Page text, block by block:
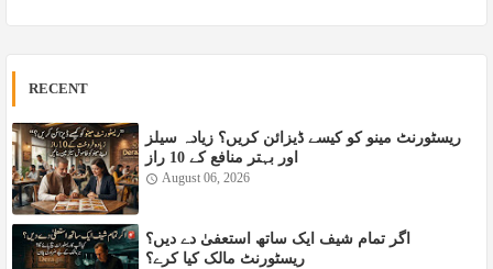
RECENT
ریسٹورنٹ مینو کو کیسے ڈیزائن کریں؟ زیادہ سیلز
اور بہتر منافع کے 10 راز
August 06, 2026
اگر تمام شیف ایک ساتھ استعفیٰ دے دیں؟
ریسٹورنٹ مالک کیا کرے؟